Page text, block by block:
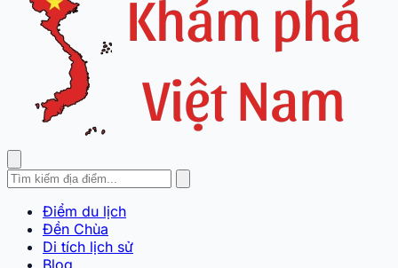
Điểm du lịch
Đền Chùa
Di tích lịch sử
Blog